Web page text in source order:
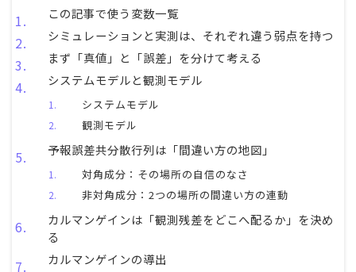
この記事で使う変数一覧
シミュレーションと実測は、それぞれ違う弱点を持つ
まず「真値」と「誤差」を分けて考える
システムモデルと観測モデル
システムモデル
観測モデル
予報誤差共分散行列は「間違い方の地図」
対角成分：その場所の自信のなさ
非対角成分：2つの場所の間違い方の連動
カルマンゲインは「観測残差をどこへ配るか」を決め
る
カルマンゲインの導出